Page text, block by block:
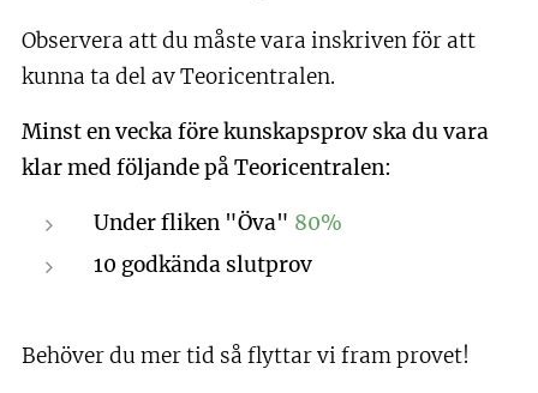
Observera att du måste vara inskriven för att
kunna ta del av Teoricentralen.
Minst en vecka före kunskapsprov ska du vara
klar med följande på Teoricentralen:
Under fliken "Öva" 80%
10 godkända slutprov
Behöver du mer tid så flyttar vi fram provet!